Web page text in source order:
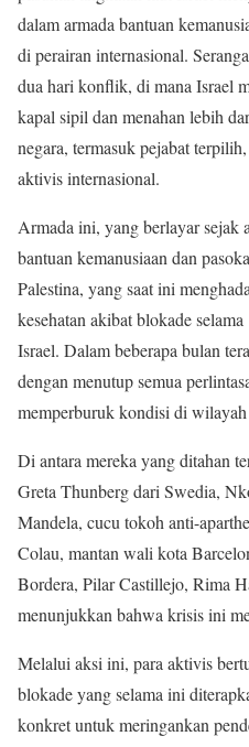
dalam armada bantuan
di perairan internasional.
dua hari konflik, di mana Israel
kapal sipil dan menahan lebih
negara, termasuk pejabat
aktivis internasional.
Armada ini, yang berlayar sejak
bantuan kemanusiaan dan
Palestina, yang saat ini
kesehatan akibat blokade
Israel. Dalam beberapa bulan
dengan menutup semua
memperburuk kondisi di wilayah
Di antara mereka yang ditahan
Greta Thunberg dari Swedia,
Mandela, cucu tokoh anti-
Colau, mantan wali kota
Bordera, Pilar Castillejo, Rima
menunjukkan bahwa krisis ini
Melalui aksi ini, para aktivis
blokade yang selama ini
konkret untuk meringankan